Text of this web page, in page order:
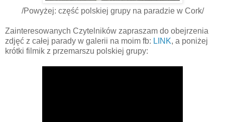
/Powyżej: część polskiej grupy na paradzie w Cork/
Zainteresowanych Czytelników zapraszam do obejrzenia
zdjęć z całej parady w galerii na moim fb: LINK, a poniżej
krótki filmik z przemarszu polskiej grupy: